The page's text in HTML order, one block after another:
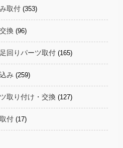
取付 (353)
換 (96)
回りパーツ取付 (165)
み (259)
取り付け・交換 (127)
付 (17)